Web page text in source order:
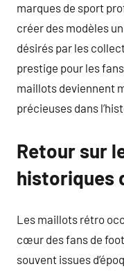
marques de sport
créer des modèles
désirés par les
prestige pour les
maillots deviennent
précieuses dans
Retour sur
historiques
Les maillots rétro
cœur des fans de
souvent issues